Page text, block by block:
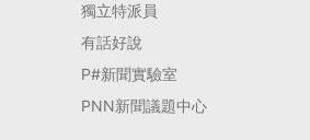
獨立特派員
有話好說
P#新聞實驗室
PNN新聞議題中心